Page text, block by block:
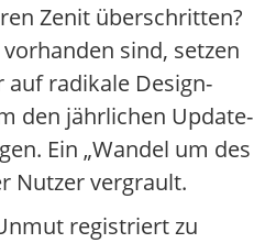
Zenit überschritten?
sind, setzen
radikale Design-
den jährlichen Update-
Ein „Wandel um des
Nutzer vergrault.
registriert zu